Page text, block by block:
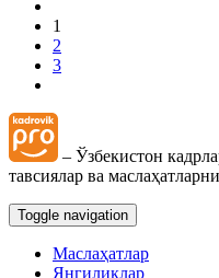
1
2
3
– Ўзбекистон
тавсиялар ва
Toggle navigation
Маслаҳатлар
Янгиликлар